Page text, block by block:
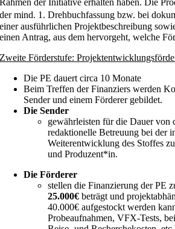
der mind. 1. Drehbuchfassung bzw. bei
einer ausführlichen Projektbeschreibung
einen Antrag, aus dem hervorgeht, welche
Zweite Förderstufe: Projektentwicklungsfö
Die PE dauert circa 10 Monate
Beim Treffen der Finanziers werden
Sender und einem Förderer gebildet.
Die Sender
gewährleisten für die Dauer von
redaktionelle Betreuung bei der
Weiterentwicklung des Stoffes
und Produzent*in.
Die Förderer
stellen die Finanzierung der PE
25.000€ beträgt und
40.000€ aufgestockt werden
Probeaufnahmen, VFX-Tests,